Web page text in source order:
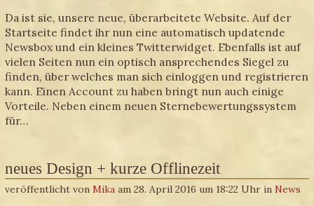
Da ist sie, unsere neue, überarbeitete Website. Auf der
Startseite findet ihr nun eine automatisch updatende
Newsbox und ein kleines Twitterwidget. Ebenfalls ist auf
vielen Seiten nun ein optisch ansprechendes Siegel zu
finden, über welches man sich einloggen und registrieren
kann. Einen Account zu haben bringt nun auch einige
Vorteile. Neben einem neuen Sternebewertungssystem
für…
neues Design + kurze Offlinezeit
veröffentlicht vonMika am 28. April 2016 um 18:22 Uhr inNews